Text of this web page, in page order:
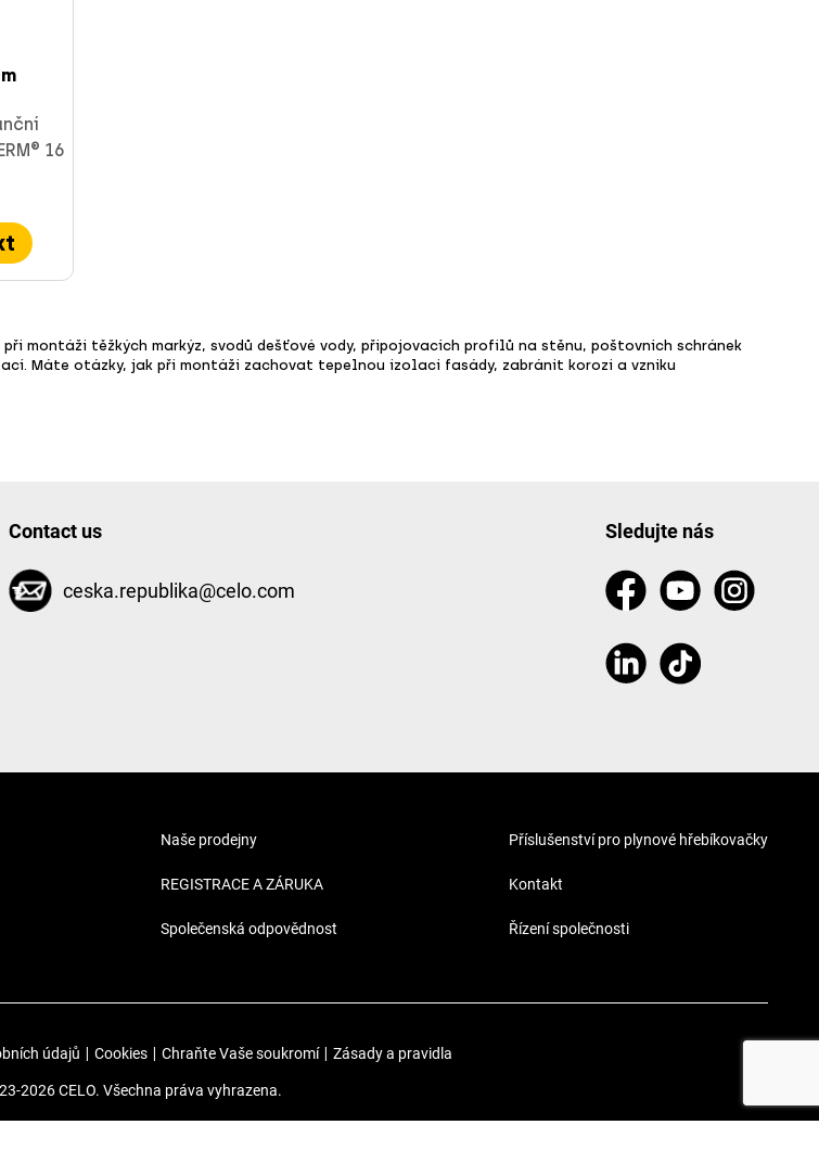
16
montáži těžkých markýz, svodů dešťové vody, připojovacích profilů na stěnu, poštovních schránek
Máte otázky, jak při montáži zachovat tepelnou izolaci fasády, zabránit korozi a vzniku
Contact us
ceska.republika@celo.com
Sledujte nás
Naše prodejny
REGISTRACE A ZÁRUKA
Společenská odpovědnost
Příslušenství pro plynové hřebíkovačky
Kontakt
Řízení společnosti
údajů Cookies Chraňte Vaše soukromí Zásady a pravidla
2026 CELO. Všechna práva vyhrazena.